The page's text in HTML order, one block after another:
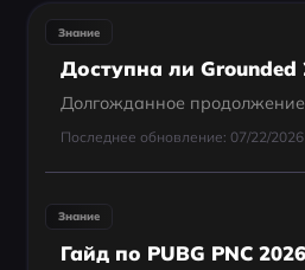
Знание
Последнее обновление: 07/22/2026
Знание